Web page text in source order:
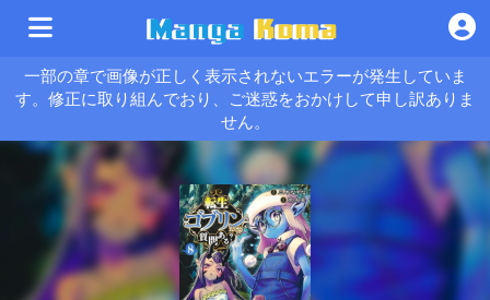
一部の章で画像が正しく表示されないエラーが発生していま
す。修正に取り組んでおり、ご迷惑をおかけして申し訳ありま
せん。